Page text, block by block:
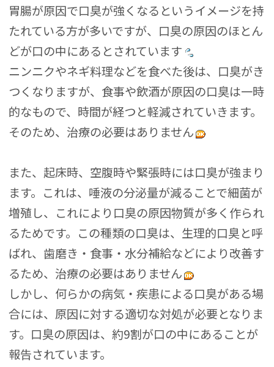
胃腸が原因で口臭が強くなるというイメージを持
たれている方が多いですが、口臭の原因のほとん
どが口の中にあるとされています
ニンニクやネギ料理などを食べた後は、口臭がき
つくなりますが、食事や飲酒が原因の口臭は一時
的なもので、時間が経つと軽減されていきます。
そのため、治療の必要はありません
また、起床時、空腹時や緊張時には口臭が強まり
ます。これは、唾液の分泌量が減ることで細菌が
増殖し、これにより口臭の原因物質が多く作られ
るためです。この種類の口臭は、生理的口臭と呼
ばれ、歯磨き・食事・水分補給などにより改善す
るため、治療の必要はありません
しかし、何らかの病気・疾患による口臭がある場
合には、原因に対する適切な対処が必要となりま
す。口臭の原因は、約9割が口の中にあることが
報告されています。